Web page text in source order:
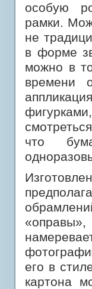
особую
рамки.
не
в форме
можно в
времени
что
его в
картона